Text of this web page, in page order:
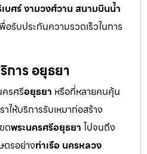
ศร์ งามวงศ์วาน สนามบินน้ำ
พื่อรับประกันความรวดเร็วในการ
าร อยุธยา
รศรีอยุธยา หรือที่หลายคนคุ้น
ราให้บริการรับเหมาก่อสร้าง
ตพระนครศรีอยุธยา ไปจนถึง
ตรอย่างท่าเรือ นครหลวง